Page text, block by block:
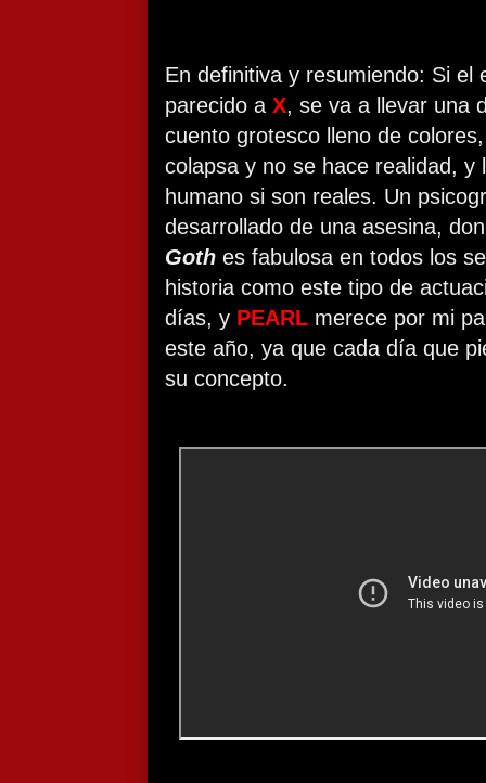
En definitiva y resumiendo: Si el
parecido a X, se va a llevar una
cuento grotesco lleno de
colapsa y no se hace realidad, y
humano si son reales. Un
desarrollado de una asesina,
Goth es fabulosa en todos los
historia como este tipo de
días, y PEARL merece por mi
este año, ya que cada día que
su concepto.